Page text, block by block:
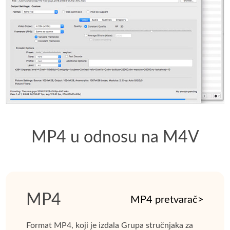
MP4 u odnosu na M4V
MP4 MP4 pretvarač>
Format MP4, koji je izdala Grupa stručnjaka za